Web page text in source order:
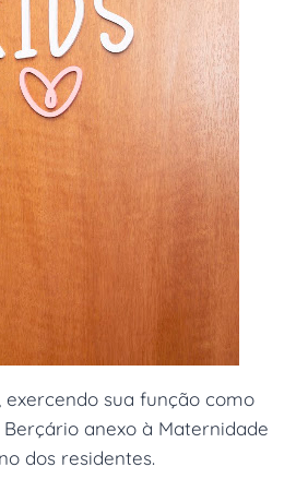
exercendo sua função como
anexo à Maternidade
dos residentes.